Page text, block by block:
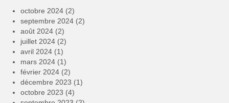
octobre 2024 (2)
septembre 2024 (2)
août 2024 (2)
juillet 2024 (2)
avril 2024 (1)
mars 2024 (1)
février 2024 (2)
décembre 2023 (1)
octobre 2023 (4)